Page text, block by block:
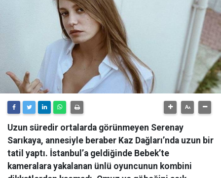
Uzun süredir ortalarda görünmeyen Serenay
Sarıkaya, annesiyle beraber Kaz Dağları’nda uzun bir
tatil yaptı. İstanbul’a geldiğinde Bebek’te
kameralara yakalanan ünlü oyuncunun kombini